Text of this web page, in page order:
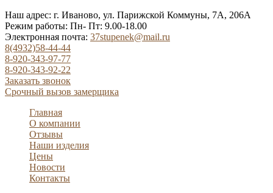
Наш адрес: г. Иваново, ул. Парижской Коммуны, 7А, 206А
Режим работы: Пн- Пт: 9.00-18.00
Электронная почта: 37stupenek@mail.ru
8(4932)58-44-44
8-920-343-97-77
8-920-343-92-22
Заказать звонок
Срочный вызов замерщика
Главная
О компании
Отзывы
Наши изделия
Цены
Новости
Контакты